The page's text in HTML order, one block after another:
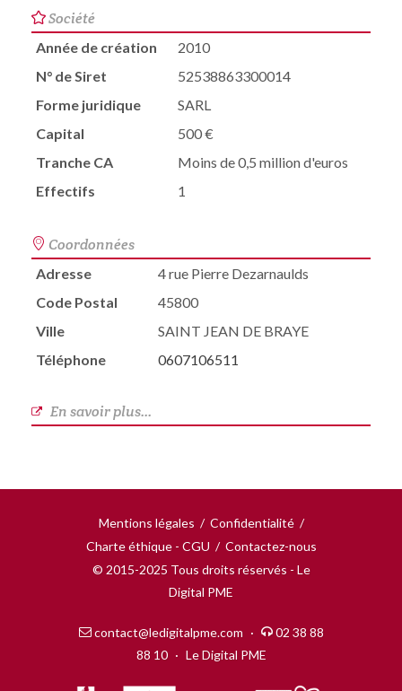
Société
Année de création
2010
N° de Siret
52538863300014
Forme juridique
SARL
Capital
500 €
Tranche CA
Moins de 0,5 million d'euros
Effectifs
1
Coordonnées
Adresse
4 rue Pierre Dezarnaulds
Code Postal
45800
Ville
SAINT JEAN DE BRAYE
Téléphone
0607106511
En savoir plus...
Mentions légales / Confidentialité /
Charte éthique - CGU / Contactez-nous
© 2015-2025 Tous droits réservés - Le
Digital PME
contact@ledigitalpme.com ·
02 38 88
88 10 · Le Digital PME